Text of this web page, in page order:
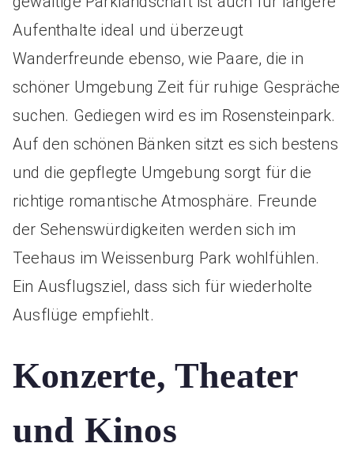
Aufenthalte ideal und überzeugt
Wanderfreunde ebenso, wie Paare, die in
schöner Umgebung Zeit für ruhige Gespräche
suchen. Gediegen wird es im Rosensteinpark.
Auf den schönen Bänken sitzt es sich bestens
und die gepflegte Umgebung sorgt für die
richtige romantische Atmosphäre. Freunde
der Sehenswürdigkeiten werden sich im
Teehaus im Weissenburg Park wohlfühlen.
Ein Ausflugsziel, dass sich für wiederholte
Ausflüge empfiehlt.
Konzerte, Theater
und Kinos